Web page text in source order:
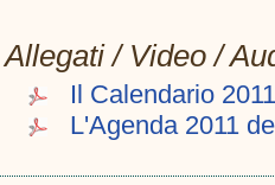
Allegati / Video /
Il Calendario
L'Agenda 2011